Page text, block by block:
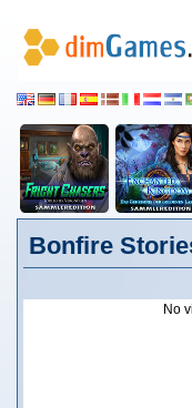
Bonfire
No